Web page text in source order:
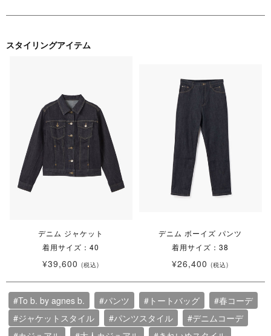
スタイリングアイテム
デニム ジャケット
着用サイズ：40
¥39,600 (税込)
デニム ボーイズ パンツ
着用サイズ：38
¥26,400 (税込)
#To b. by agnes b. #パンツ #トートバッグ
#春コーデ
#ジャケットスタイル
#パンツスタイル
#デニムコーデ